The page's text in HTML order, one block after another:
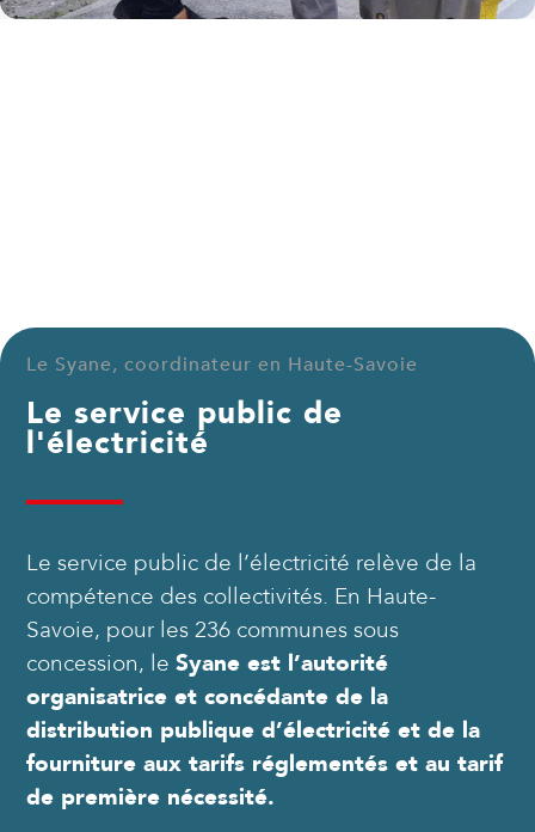
Le Syane, coordinateur en Haute-Savoie
Le service public de
l'électricité
Le service public de l’électricité relève de la
compétence des collectivités. En Haute-
Savoie, pour les 236 communes sous
concession, leSyane est l’autorité
organisatrice et concédante de la
distribution publique d’électricité et de la
fourniture aux tarifs réglementés et au tarif
de première nécessité.